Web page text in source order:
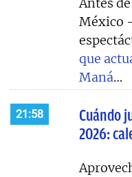
Antes
México
que
Maná…
21:58
Cuándo
2026: